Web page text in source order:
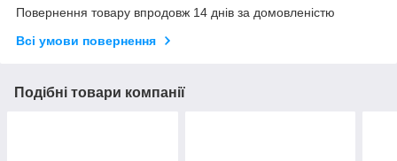
Повернення товару впродовж 14 днів за домовленістю
Всі умови повернення
Подібні товари компанії